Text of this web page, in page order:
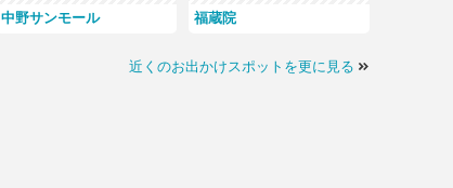
中野サンモール 福蔵院
近くのお出かけスポットを更に見る